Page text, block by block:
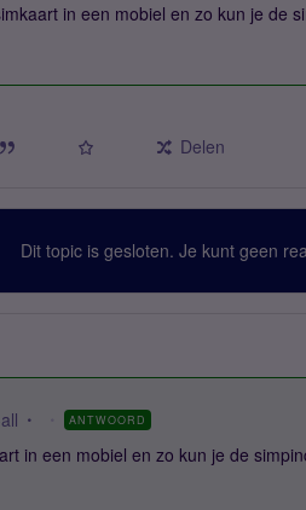
in een mobiel en zo kun je de
Delen
Dit topic is gesloten. Je kunt geen
ANTWOORD
in een mobiel en zo kun je de